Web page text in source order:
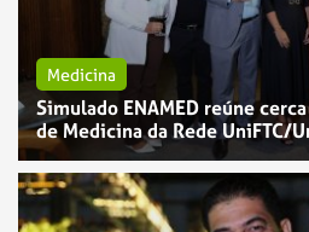
Medicina
Simulado ENAMED reúne
de Medicina da Rede UniFTC/